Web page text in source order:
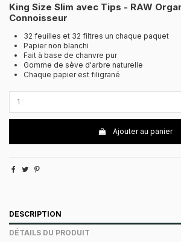
King Size Slim avec Tips - RAW
Connoisseur
32 feuilles et 32 filtres un chaque paquet
Papier non blanchi
Fait à base de chanvre pur
Gomme de sève d'arbre naturelle
Chaque papier est filigrané
Ajouter au panier
DESCRIPTION
DÉTAILS DU PRODUIT